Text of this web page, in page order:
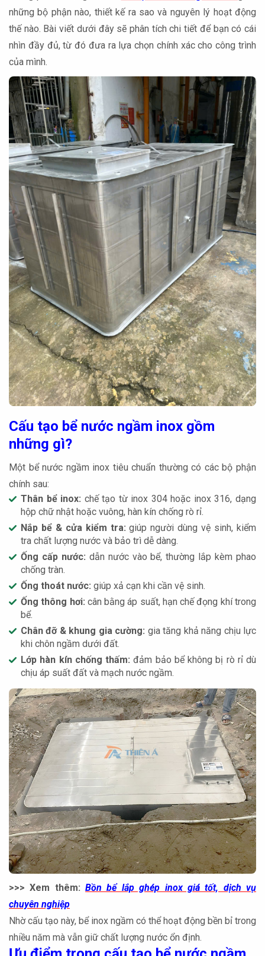
những bộ phận nào, thiết kế ra sao và nguyên lý hoạt động
thế nào. Bài viết dưới đây sẽ phân tích chi tiết để bạn có cái
nhìn đầy đủ, từ đó đưa ra lựa chọn chính xác cho công trình
của mình.
Cấu tạo bể nước ngầm inox gồm
những gì?
Một bể nước ngầm inox tiêu chuẩn thường có các bộ phận
chính sau:
Thân bể inox: chế tạo từ inox 304 hoặc inox 316, dạng
hộp chữ nhật hoặc vuông, hàn kín chống rò rỉ.
Nắp bể & cửa kiểm tra: giúp người dùng vệ sinh, kiểm
tra chất lượng nước và bảo trì dễ dàng.
Ống cấp nước: dẫn nước vào bể, thường lắp kèm phao
chống tràn.
Ống thoát nước: giúp xả cạn khi cần vệ sinh.
Ống thông hơi: cân bằng áp suất, hạn chế đọng khí trong
bể.
Chân đỡ & khung gia cường: gia tăng khả năng chịu lực
khi chôn ngầm dưới đất.
Lớp hàn kín chống thấm:đảm bảo bể không bị rò rỉ dù
chịu áp suất đất và mạch nước ngầm.
>>> Xem thêm:Bồn bể lắp ghép inox giá tốt, dịch vụ
chuyên nghiệp
Nhờ cấu tạo này, bể inox ngầm có thể hoạt động bền bỉ trong
nhiều năm mà vẫn giữ chất lượng nước ổn định.